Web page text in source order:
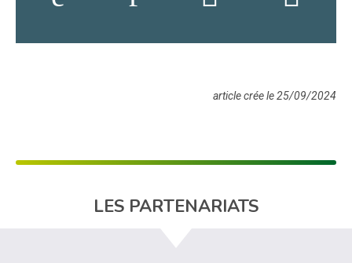
article crée le 25/09/2024
LES PARTENARIATS